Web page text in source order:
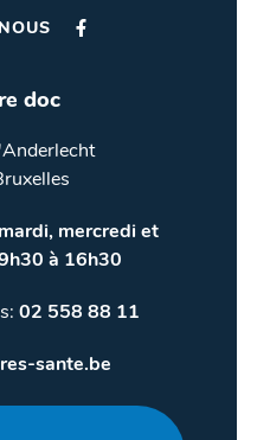
doc
mercredi et
à 16h30
02 558 88 11
sante.be